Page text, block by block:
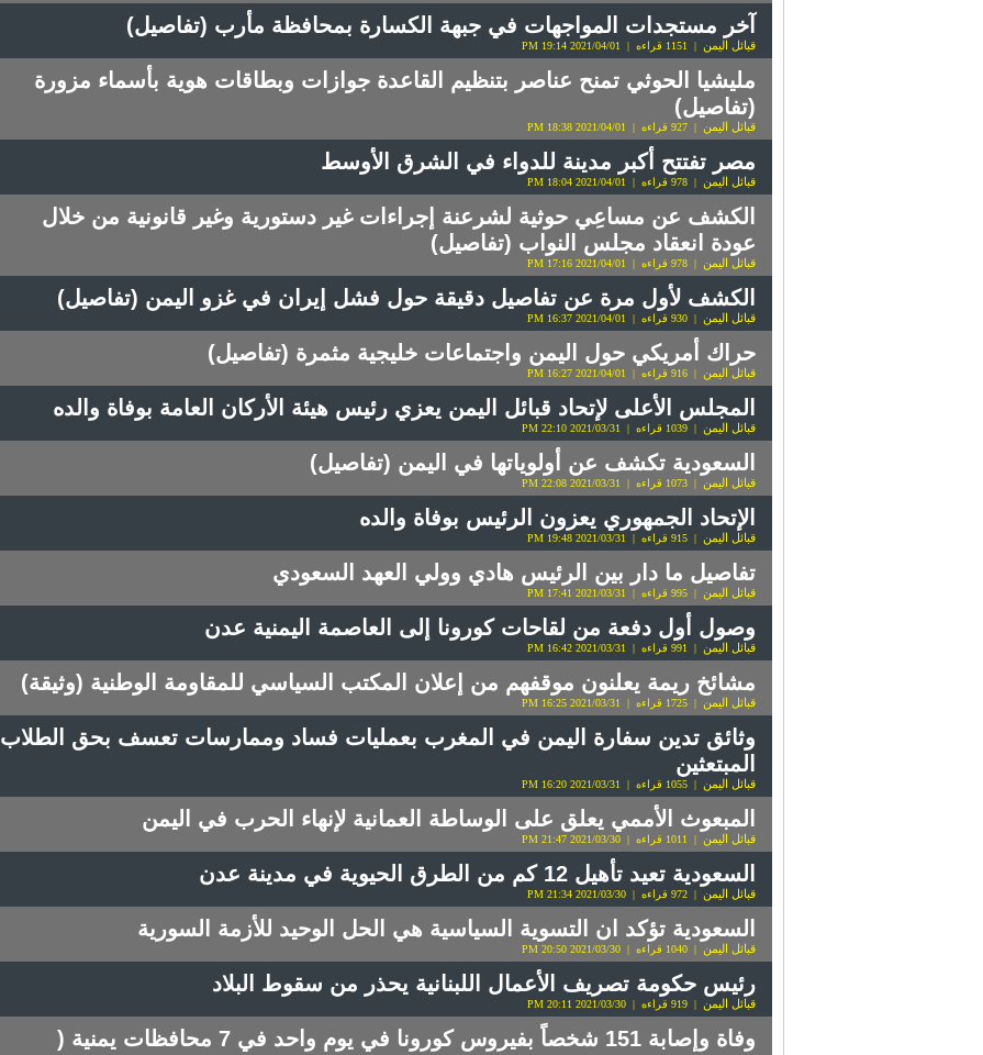
آخر مستجدات المواجهات في جبهة الكسارة بمحافظة مأرب (تفاصيل)
قبائل اليمن | 1151 قراءه | 2021/04/01 19:14 PM
مليشيا الحوثي تمنح عناصر بتنظيم القاعدة جوازات وبطاقات هوية بأسماء مزورة
(تفاصيل)
قبائل اليمن | 927 قراءه | 2021/04/01 18:38 PM
مصر تفتتح أكبر مدينة للدواء في الشرق الأوسط
قبائل اليمن | 978 قراءه | 2021/04/01 18:04 PM
الكشف عن مساعِي حوثية لشرعنة إجراءات غير دستورية وغير قانونية من خلال
عودة انعقاد مجلس النواب (تفاصيل)
قبائل اليمن | 978 قراءه | 2021/04/01 17:16 PM
الكشف لأول مرة عن تفاصيل دقيقة حول فشل إيران في غزو اليمن (تفاصيل)
قبائل اليمن | 930 قراءه | 2021/04/01 16:37 PM
حراك أمريكي حول اليمن واجتماعات خليجية مثمرة (تفاصيل)
قبائل اليمن | 916 قراءه | 2021/04/01 16:27 PM
المجلس الأعلى لإتحاد قبائل اليمن يعزي رئيس هيئة الأركان العامة بوفاة والده
قبائل اليمن | 1039 قراءه | 2021/03/31 22:10 PM
السعودية تكشف عن أولوياتها في اليمن (تفاصيل)
قبائل اليمن | 1073 قراءه | 2021/03/31 22:08 PM
الإتحاد الجمهوري يعزون الرئيس بوفاة والده
قبائل اليمن | 915 قراءه | 2021/03/31 19:48 PM
تفاصيل ما دار بين الرئيس هادي وولي العهد السعودي
قبائل اليمن | 995 قراءه | 2021/03/31 17:41 PM
وصول أول دفعة من لقاحات كورونا إلى العاصمة اليمنية عدن
قبائل اليمن | 991 قراءه | 2021/03/31 16:42 PM
مشائخ ريمة يعلنون موقفهم من إعلان المكتب السياسي للمقاومة الوطنية (وثيقة)
قبائل اليمن | 1725 قراءه | 2021/03/31 16:25 PM
وثائق تدين سفارة اليمن في المغرب بعمليات فساد وممارسات تعسف بحق الطلاب
المبتعثين
قبائل اليمن | 1055 قراءه | 2021/03/31 16:20 PM
المبعوث الأممي يعلق على الوساطة العمانية لإنهاء الحرب في اليمن
قبائل اليمن | 1011 قراءه | 2021/03/30 21:47 PM
السعودية تعيد تأهيل 12 كم من الطرق الحيوية في مدينة عدن
قبائل اليمن | 972 قراءه | 2021/03/30 21:34 PM
السعودية تؤكد ان التسوية السياسية هي الحل الوحيد للأزمة السورية
قبائل اليمن | 1040 قراءه | 2021/03/30 20:50 PM
رئيس حكومة تصريف الأعمال اللبنانية يحذر من سقوط البلاد
قبائل اليمن | 919 قراءه | 2021/03/30 20:11 PM
وفاة وإصابة 151 شخصاً بفيروس كورونا في يوم واحد في 7 محافظات يمنية (